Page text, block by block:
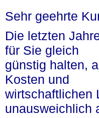
Sehr geehrte
Die letzten
für Sie gleich
günstig halten,
Kosten und
wirtschaftlichen
unausweichlich